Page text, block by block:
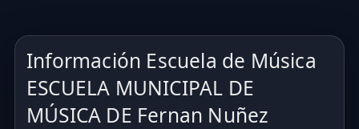
Información Escuela de Música
ESCUELA MUNICIPAL DE
MÚSICA DE Fernan Nuñez